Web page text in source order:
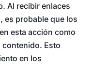
Al recibir enlaces
es probable que los
esta acción como
contenido. Esto
en los